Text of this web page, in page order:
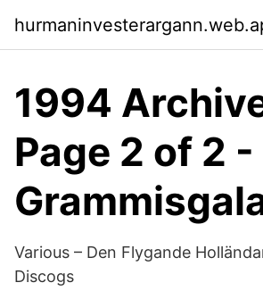
1994
Page 2 of 2 -
Various – Den Flygande
Discogs